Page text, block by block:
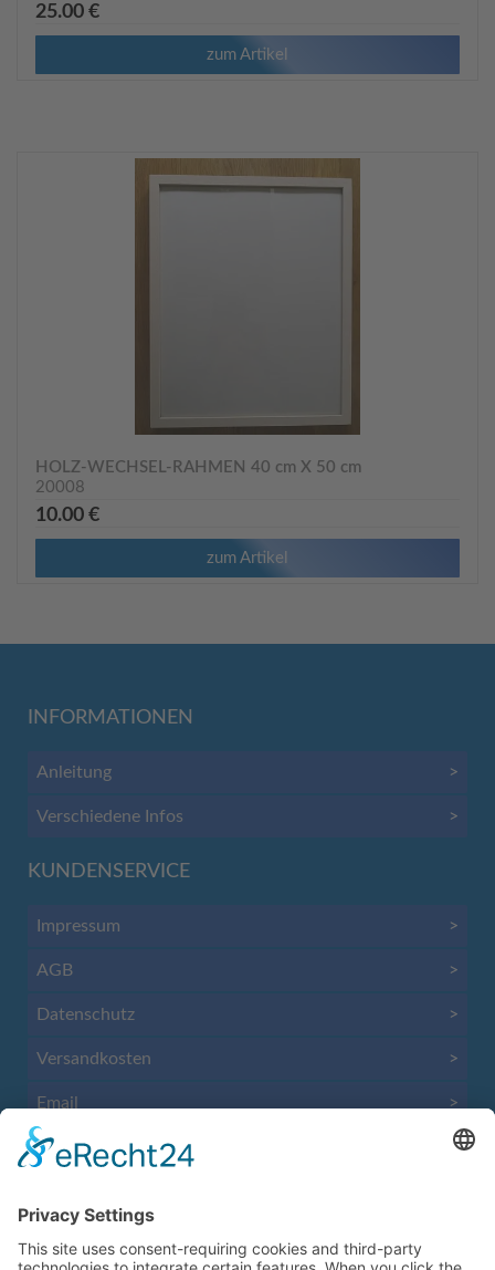
25.00 €
zum Artikel
HOLZ-WECHSEL-RAHMEN 40 cm X 50 cm
20008
10.00 €
zum Artikel
INFORMATIONEN
Anleitung >
Verschiedene Infos >
KUNDENSERVICE
Impressum >
AGB >
Datenschutz >
Versandkosten >
Email >
Vertrag widerrufen >
Anrufen